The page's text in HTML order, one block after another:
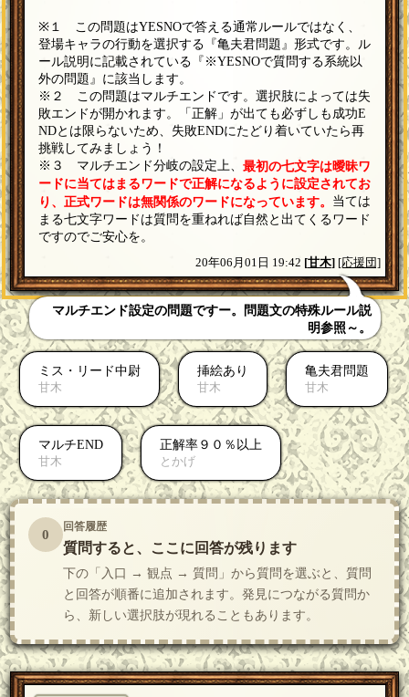
※１ この問題はYESNOで答える通常ルールではなく、
登場キャラの行動を選択する『亀夫君問題』形式です。ル
ール説明に記載されている『※YESNOで質問する系統以
外の問題』に該当します。
※２ この問題はマルチエンドです。選択肢によっては失
敗エンドが開かれます。「正解」が出ても必ずしも成功E
NDとは限らないため、失敗ENDにたどり着いていたら再
挑戦してみましょう！
※３ マルチエンド分岐の設定上、最初の七文字は曖昧ワ
ードに当てはまるワードで正解になるように設定されてお
り、正式ワードは無関係のワードになっています。 当ては
まる七文字ワードは質問を重ねれば自然と出てくるワード
ですのでご安心を。
20年06月01日 19:42 [甘木] [応援団]
マルチエンド設定の問題ですー。問題文の特殊ルール説
明参照～。
ミス・リード中尉
甘木
挿絵あり
甘木
亀夫君問題
甘木
マルチEND
甘木
正解率９０％以上
とかげ
0 回答履歴
質問すると、ここに回答が残ります
下の「入口 → 観点 → 質問」から質問を選ぶと、質問
と回答が順番に追加されます。発見につながる質問か
ら、新しい選択肢が現れることもあります。